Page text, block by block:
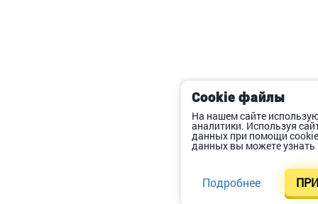
Cookie файлы
На нашем сайте
аналитики. Используя
данных при помощи
данных вы можете узнать
Подробнее